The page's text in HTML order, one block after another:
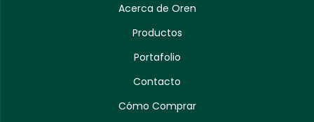
Acerca de Oren
Productos
Portafolio
Contacto
Cómo Comprar